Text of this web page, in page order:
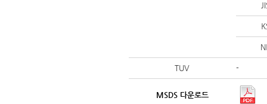
TUV -
MSDS 다운로드